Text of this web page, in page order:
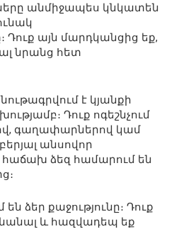
անմիջապես կնկատեն
Դուք այն մարդկանցից եք,
նրանց հետ
է կյանքի
Դուք ոգեշնչում
գաղափարներով կամ
անսովոր
ձեզ համարում են
ձեր քաջությունը։ Դուք
և հազվադեպ եք